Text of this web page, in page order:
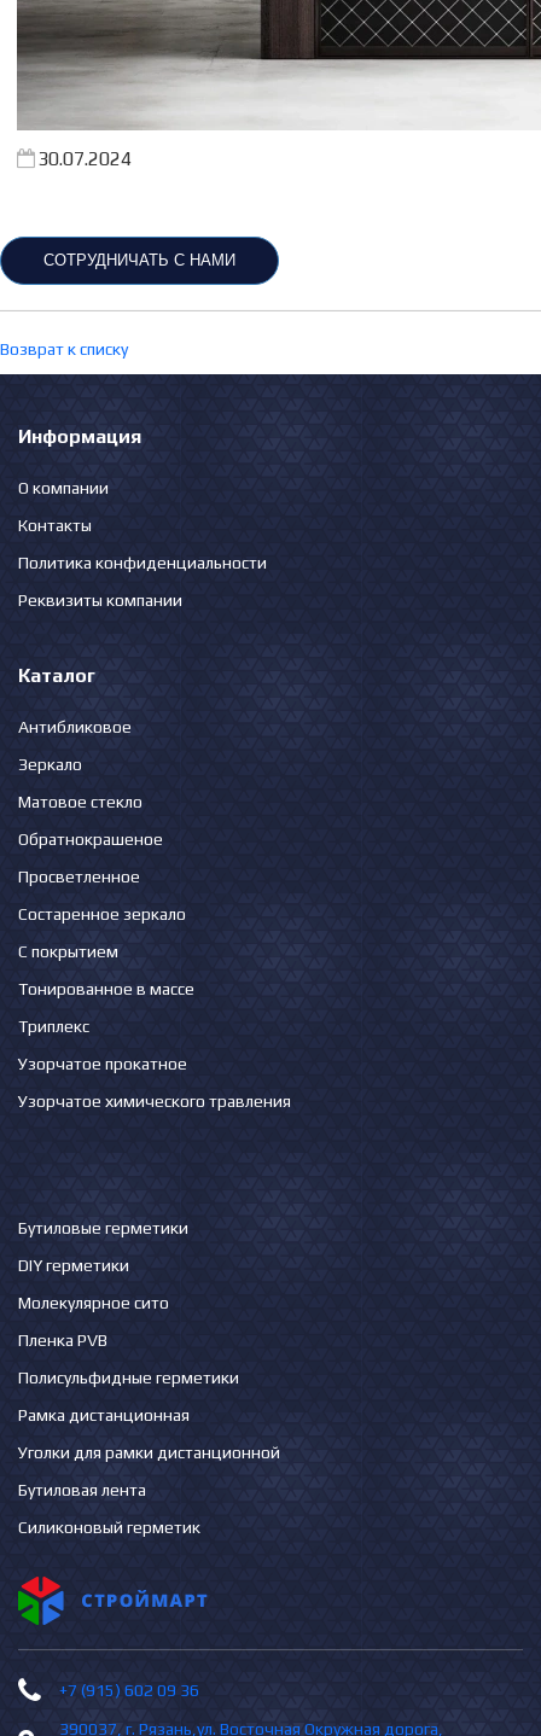
30.07.2024
СОТРУДНИЧАТЬ С НАМИ
Возврат к списку
Информация
О компании
Контакты
Политика конфиденциальности
Реквизиты компании
Каталог
Антибликовое
Зеркало
Матовое стекло
Обратнокрашеное
Просветленное
Состаренное зеркало
С покрытием
Тонированное в массе
Триплекс
Узорчатое прокатное
Узорчатое химического травления
Бутиловые герметики
DIY герметики
Молекулярное сито
Пленка PVB
Полисульфидные герметики
Рамка дистанционная
Уголки для рамки дистанционной
Бутиловая лента
Силиконовый герметик
+7 (915) 602 09 36
390037, г. Рязань,ул. Восточная Окружная дорога,